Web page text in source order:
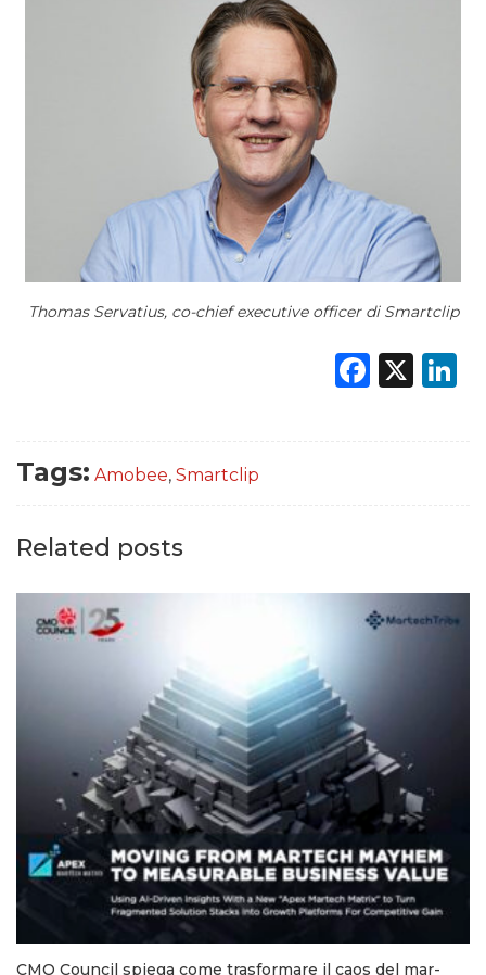
Thomas Servatius, co-chief executive officer di Smartclip
X
Tags: Amobee, Smartclip
Related posts
CMO Council spiega come trasformare il caos del mar-